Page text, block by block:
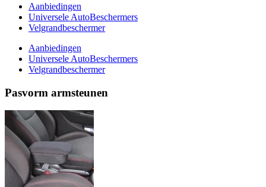
Aanbiedingen
Universele AutoBeschermers
Velgrandbeschermer
Aanbiedingen
Universele AutoBeschermers
Velgrandbeschermer
Pasvorm armsteunen